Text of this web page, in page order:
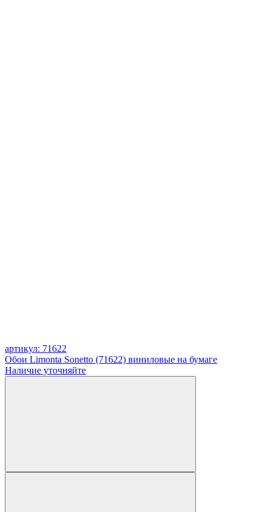
артикул: 71622
Обои Limonta Sonetto (71622) виниловые на бумаге
Наличие уточняйте